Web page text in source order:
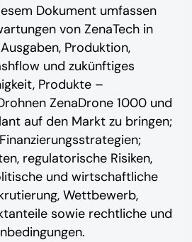
Dokument umfassen
von ZenaTech in
Produktion,
und zukünftiges
Produkte –
ZenaDrone 1000 und
auf den Markt zu bringen;
regulatorische Risiken,
und wirtschaftliche
Wettbewerb,
sowie rechtliche und